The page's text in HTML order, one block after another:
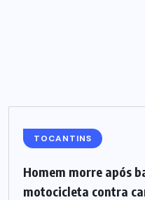
TOCANTINS
Homem morre após
motocicleta contra